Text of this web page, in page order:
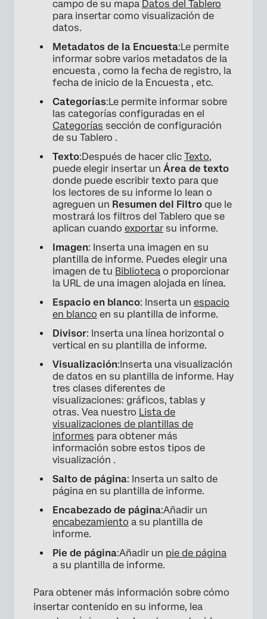
×
campo de su mapa Datos del Tablero
para insertar como visualización de
datos.
Metadatos de la Encuesta:Le permite
informar sobre varios metadatos de la
encuesta , como la fecha de registro, la
fecha de inicio de la Encuesta , etc.
Categorías:Le permite informar sobre
las categorías configuradas en el
Categorías sección de configuración
de su Tablero .
Texto:Después de hacer clic Texto,
puede elegir insertar un Área de texto
donde puede escribir texto para que
los lectores de su informe lo lean o
agreguen un Resumen del Filtro que le
mostrará los filtros del Tablero que se
aplican cuando exportar su informe.
Imagen: Inserta una imagen en su
plantilla de informe. Puedes elegir una
imagen de tu Biblioteca o proporcionar
la URL de una imagen alojada en línea.
Espacio en blanco: Inserta un espacio
en blanco en su plantilla de informe.
Divisor: Inserta una línea horizontal o
vertical en su plantilla de informe.
Visualización:Inserta una visualización
de datos en su plantilla de informe. Hay
tres clases diferentes de
visualizaciones: gráficos, tablas y
otras. Vea nuestro Lista de
visualizaciones de plantillas de
informes para obtener más
información sobre estos tipos de
visualización .
Salto de página: Inserta un salto de
página en su plantilla de informe.
Encabezado de página:Añadir un
encabezamiento a su plantilla de
informe.
Pie de página:Añadir un pie de página
a su plantilla de informe.
Para obtener más información sobre cómo
insertar contenido en su informe, lea